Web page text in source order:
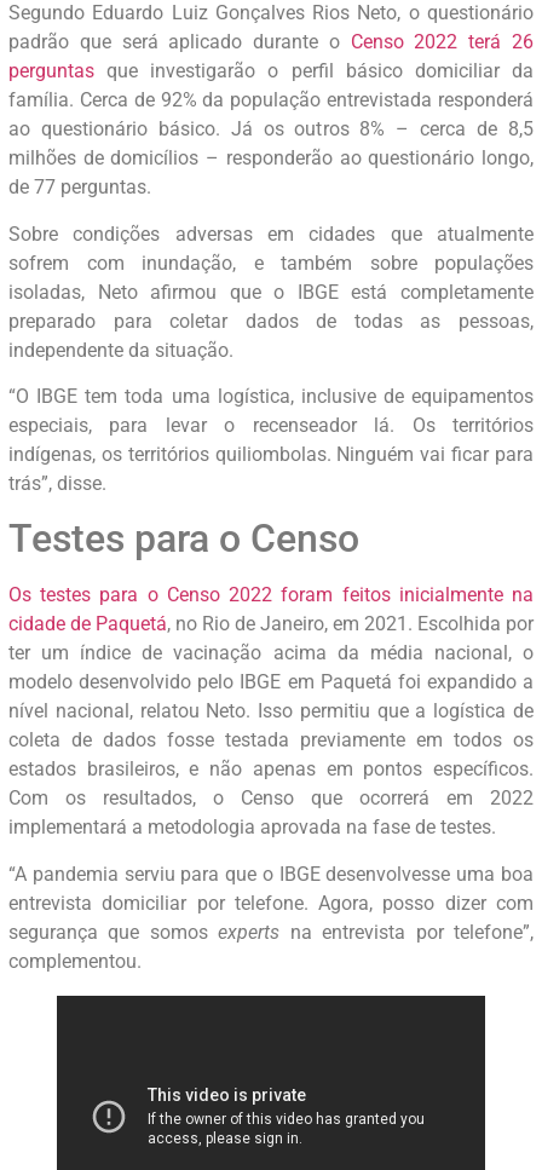
Segundo Eduardo Luiz Gonçalves Rios Neto, o questionário
padrão que será aplicado durante o Censo 2022 terá 26
perguntas que investigarão o perfil básico domiciliar da
família. Cerca de 92% da população entrevistada responderá
ao questionário básico. Já os outros 8% – cerca de 8,5
milhões de domicílios – responderão ao questionário longo,
de 77 perguntas.
Sobre condições adversas em cidades que atualmente
sofrem com inundação, e também sobre populações
isoladas, Neto afirmou que o IBGE está completamente
preparado para coletar dados de todas as pessoas,
independente da situação.
“O IBGE tem toda uma logística, inclusive de equipamentos
especiais, para levar o recenseador lá. Os territórios
indígenas, os territórios quiliombolas. Ninguém vai ficar para
trás”, disse.
Testes para o Censo
Os testes para o Censo 2022 foram feitos inicialmente na
cidade de Paquetá, no Rio de Janeiro, em 2021. Escolhida por
ter um índice de vacinação acima da média nacional, o
modelo desenvolvido pelo IBGE em Paquetá foi expandido a
nível nacional, relatou Neto. Isso permitiu que a logística de
coleta de dados fosse testada previamente em todos os
estados brasileiros, e não apenas em pontos específicos.
Com os resultados, o Censo que ocorrerá em 2022
implementará a metodologia aprovada na fase de testes.
“A pandemia serviu para que o IBGE desenvolvesse uma boa
entrevista domiciliar por telefone. Agora, posso dizer com
segurança que somosexperts na entrevista por telefone”,
complementou.